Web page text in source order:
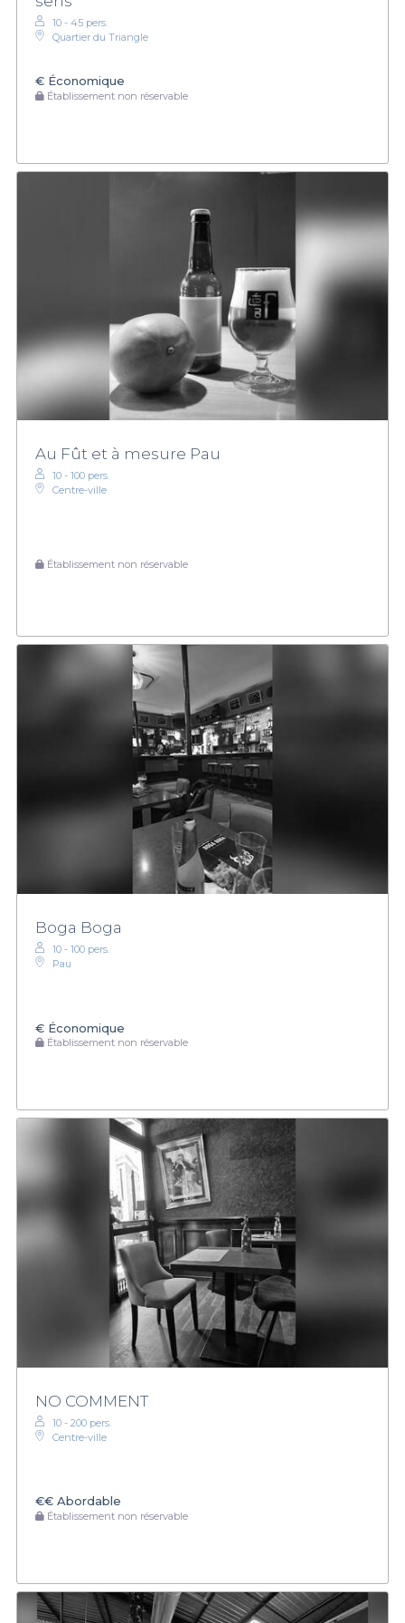
10 - 45 pers.
Quartier du Triangle
€ Économique
Établissement non réservable
Au Fût et à mesure Pau
10 - 100 pers.
Centre-ville
Établissement non réservable
Boga Boga
10 - 100 pers.
Pau
€ Économique
Établissement non réservable
NO COMMENT
10 - 200 pers.
Centre-ville
€€ Abordable
Établissement non réservable